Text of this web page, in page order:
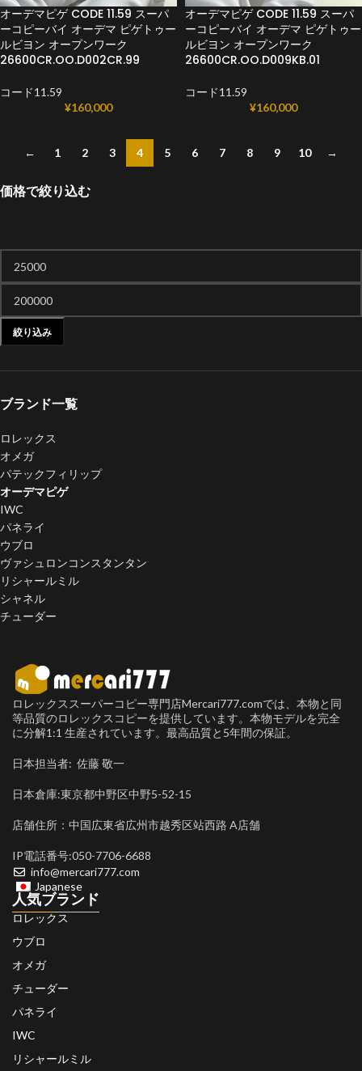
価格で絞り込む
絞り込み
ブランド一覧
ロレックス
オメガ
パテックフィリップ
オーデマピゲ
IWC
パネライ
ウブロ
ヴァシュロンコンスタンタン
リシャールミル
シャネル
チューダー
オーデマピゲ CODE 11.59 スーパ
ーコピーバイ オーデマ ピゲトゥー
ルビヨン オープンワーク
26600CR.OO.D002CR.99
コード11.59
¥160,000
オーデマピゲ CODE 11.59 スーパ
ーコピーバイ オーデマ ピゲトゥー
ルビヨン オープンワーク
26600CR.OO.D009KB.01
コード11.59
¥160,000
← 1 2 3 4 5 6 7 8 9 10 →
ロレックススーパーコピー専門店Mercari777.comでは、本物と同
等品質のロレックスコピーを提供しています。本物モデルを完全
に分解1:1 生産されています。最高品質と5年間の保証。
日本担当者: 佐藤 敬一
日本倉庫:東京都中野区中野5-52-15
店舗住所：中国広東省広州市越秀区站西路 A店舗
IP電話番号:050-7706-6688
info@mercari777.com
Japanese
人気ブランド
ロレックス
ウブロ
オメガ
チューダー
パネライ
IWC
リシャールミル